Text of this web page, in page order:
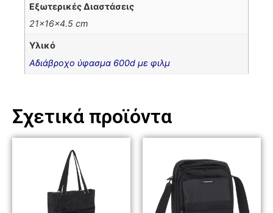
Εξωτερικές Διαστάσεις
21x16x4.5 cm
Υλικό
Αδιάβροχο ύφασμα 600d με φιλμ
Σχετικά προϊόντα